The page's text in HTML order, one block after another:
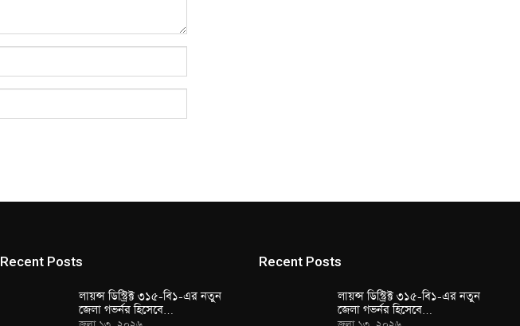
Recent Posts
লায়ন্স ডিস্ট্রিক্ট ৩১৫-বি১-এর নতুন
জেলা গভর্নর হিসেবে…
Recent Posts
লায়ন্স ডিস্ট্রিক্ট ৩১৫-বি১-এর নতুন
জেলা গভর্নর হিসেবে…